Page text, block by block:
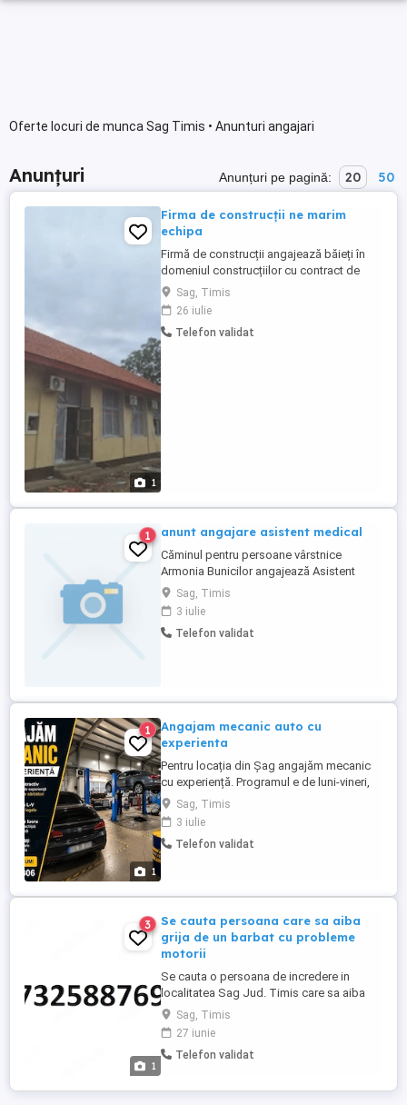
Oferte locuri de munca Sag Timis • Anunturi angajari
Anunțuri Anunțuri pe pagină: 20 50
1
Firma de construcții ne marim
echipa
Firmă de construcții angajează băieți în
domeniul construcțiilor cu contract de
muncă pe perioada nedeterminata
lucrările sunt de la A la Z
Sag, Timis
26 iulie
Telefon validat
1 anunt angajare asistent medical
Căminul pentru persoane vârstnice
Armonia Bunicilor angajează Asistent
Medical cu experiență, dedicat și empatic,
care să se implice activ în coordonarea
activităților de îngrijire și monitorizare a
stării de sănătate a seniorilor noștri.
Sag, Timis
3 iulie
Telefon validat
1
1
Angajam mecanic auto cu
experienta
Pentru locația din Șag angajăm mecanic
cu experiență. Programul e de luni-vineri,
zile libere legale , prime de sărbători. Mai
multe detalii la
Sag, Timis
3 iulie
Telefon validat
1
3
Se cauta persoana care sa aiba
grija de un barbat cu probleme
motorii
Se cauta o persoana de incredere in
localitatea Sag Jud. Timis care sa aiba
grija de un barbat de 62 de ani post-AVC
cu probleme motorii. Pentru mai multe
detalii (program, bani salariu, atributii etc)
va rugam sa sunati la numarul din anunt:
Sag, Timis
27 iunie
Telefon validat